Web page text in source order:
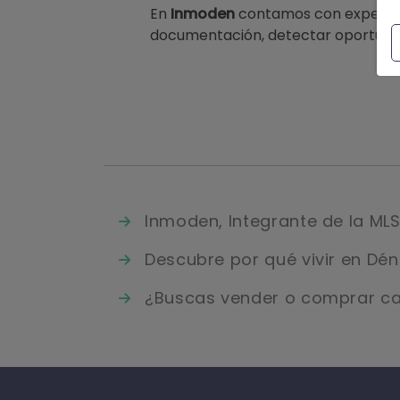
En Inmodencontamos con
documentación, detectar
Inmoden, Integrante de la
Descubre por qué vivir en
¿Buscas vender o comprar